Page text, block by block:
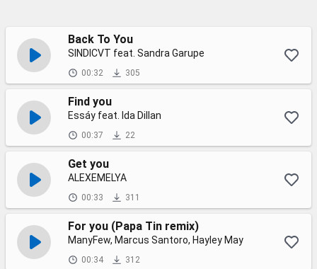
Back To You
SINDICVT feat. Sandra Garupe
00:32 305
Find you
Essáy feat. Ida Dillan
00:37 22
Get you
ALEXEMELYA
00:33 311
For you (Papa Tin remix)
ManyFew, Marcus Santoro, Hayley May
00:34 312